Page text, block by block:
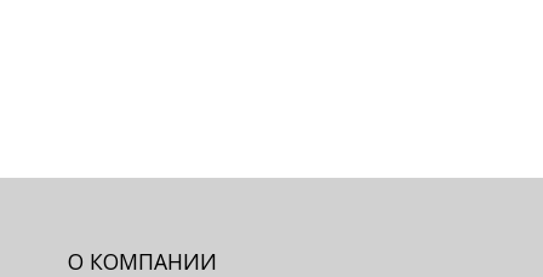
О КОМПАНИИ